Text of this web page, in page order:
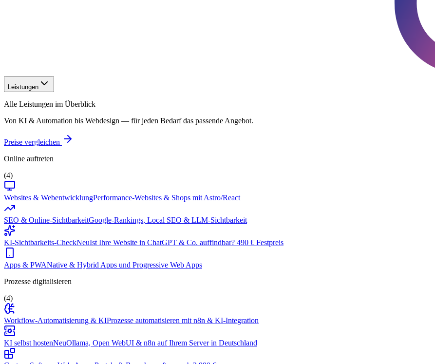
Leistungen
Alle Leistungen im Überblick
Von KI & Automation bis Webdesign — für jeden Bedarf das passende Angebot.
Preise vergleichen
Online auftreten
(4)
Websites & WebentwicklungPerformance-Websites & Shops mit Astro/React
SEO & Online-SichtbarkeitGoogle-Rankings, Local SEO & LLM-Sichtbarkeit
KI-Sichtbarkeits-CheckNeuIst Ihre Website in ChatGPT & Co. auffindbar? 490 € Festpreis
Apps & PWANative & Hybrid Apps und Progressive Web Apps
Prozesse digitalisieren
(4)
Workflow-Automatisierung & KIProzesse automatisieren mit n8n & KI-Integration
KI selbst hostenNeuOllama, Open WebUI & n8n auf Ihrem Server in Deutschland